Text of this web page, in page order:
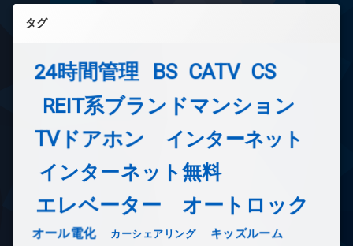
タグ
24時間管理 BS CATV CS
REIT系ブランドマンション
TVドアホン インターネット
インターネット無料
エレベーター オートロック
オール電化 カーシェアリング キッズルーム